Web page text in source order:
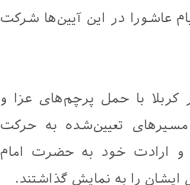
عاشورا در این آیین‌ها شرکت
با حمل پرچم‌های عزا و
مسیرهای تعیین‌شده به حرکت
و ارادت خود به حضرت امام
ایشان را به نمایش گذاشتند.